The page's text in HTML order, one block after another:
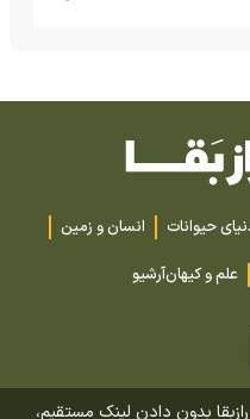
حیوانات
انسان و زمین
علم و کیهانآرشیو
بدون دادن لینک مستقیم،